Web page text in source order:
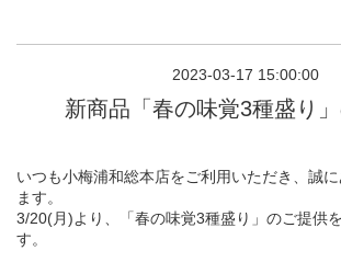
2023-03-17 15:00:00
新商品「春の味覚3種盛り
いつも小梅浦和総本店をご利用いただき、誠
ます。
3/20(月)より、「春の味覚3種盛り」のご提供
す。